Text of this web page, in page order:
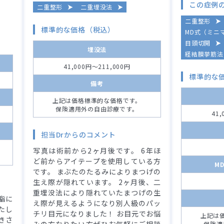
に
し
さ
二重整形 二重埋没法
標準的な価格（税込）
埋没法
41,000円～211,000円
備考
上記は価格標準的な価格です。
保険適用外の自由診療です。
担当Drからのコメント
写真は術前から2ヶ月後です。 6年ほ
ど前からアイテープを使用している方
です。 まぶたのたるみによりまつげの
生え際が隠れています。 2ヶ月後、二
重埋没法により隠れていたまつげの生
え際が見えるようになり別人級のパッ
チリ目元になりました！ お目元でお悩
この症例
二重整形
MD式（ミニ
目頭切開
経結膜挙筋
標準的な
上記は